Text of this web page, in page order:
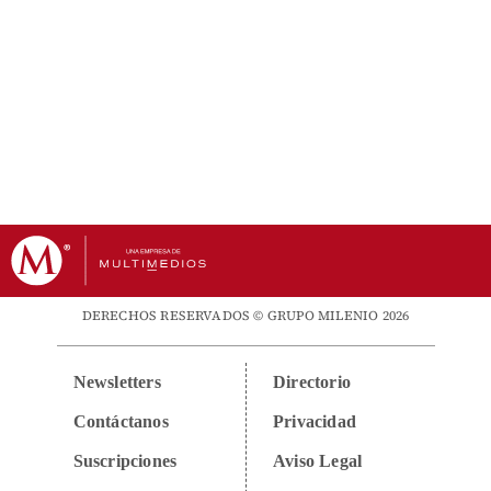
DERECHOS RESERVADOS © GRUPO MILENIO 2026
Newsletters
Contáctanos
Suscripciones
Directorio
Privacidad
Aviso Legal